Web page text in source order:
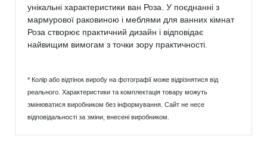
унікальні характеристики ван Роза. У поєднанні з
мармурової раковиною і меблями для ванних кімнат
Роза створює практичний дизайн і відповідає
найвищим вимогам з точки зору практичності.
* Колір або відтінок виробу на фотографії може відрізнятися від
реального. Характеристики та комплектація товару можуть
змінюватися виробником без інформування. Сайт не несе
відповідальності за зміни, внесені виробником.